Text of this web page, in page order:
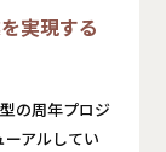
実現する
の周年プロジ
アルしてい